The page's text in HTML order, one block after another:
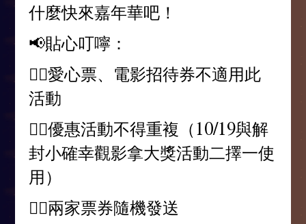
什麼快來嘉年華吧！
📢貼心叮嚀：
👉🏻愛心票、電影招待券不適用此
活動
👉🏻優惠活動不得重複（10/19與解
封小確幸觀影拿大獎活動二擇一使
用）
👉🏻兩家票券隨機發送